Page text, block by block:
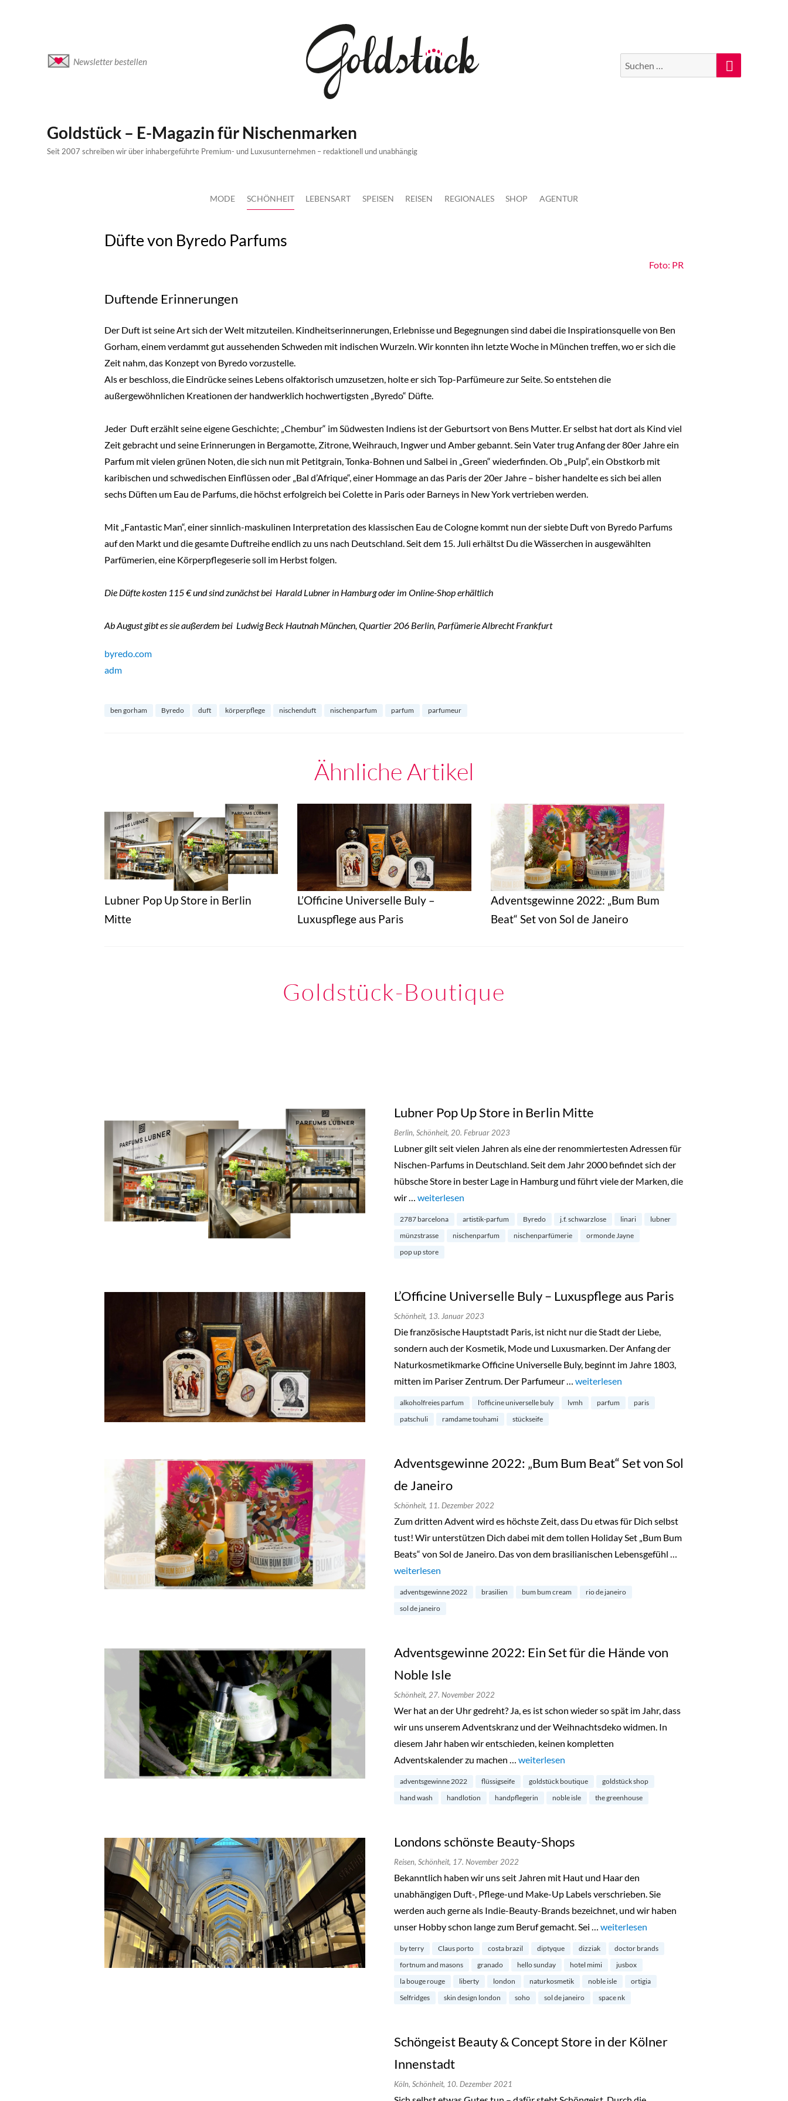
Newsletter bestellen
Suche
nach:
Suchen
Goldstück – E-Magazin für Nischenmarken
Seit 2007 schreiben wir über inhabergeführte Premium- und Luxusunternehmen – redaktionell und unabhängig
MODE SCHÖNHEIT LEBENSART SPEISEN REISEN REGIONALES SHOP AGENTUR
Düfte von Byredo Parfums
Foto: PR
Duftende Erinnerungen
Der Duft ist seine Art sich der Welt mitzuteilen. Kindheitserinnerungen, Erlebnisse und Begegnungen sind dabei die Inspirationsquelle von Ben
Gorham, einem verdammt gut aussehenden Schweden mit indischen Wurzeln. Wir konnten ihn letzte Woche in München treffen, wo er sich die
Zeit nahm, das Konzept von Byredo vorzustelle.
Als er beschloss, die Eindrücke seines Lebens olfaktorisch umzusetzen, holte er sich Top-Parfümeure zur Seite. So entstehen die
außergewöhnlichen Kreationen der handwerklich hochwertigsten „Byredo“ Düfte.
Jeder Duft erzählt seine eigene Geschichte; „Chembur“ im Südwesten Indiens ist der Geburtsort von Bens Mutter. Er selbst hat dort als Kind viel
Zeit gebracht und seine Erinnerungen in Bergamotte, Zitrone, Weihrauch, Ingwer und Amber gebannt. Sein Vater trug Anfang der 80er Jahre ein
Parfum mit vielen grünen Noten, die sich nun mit Petitgrain, Tonka-Bohnen und Salbei in „Green“ wiederfinden. Ob „Pulp“, ein Obstkorb mit
karibischen und schwedischen Einflüssen oder „Bal d’Afrique“, einer Hommage an das Paris der 20er Jahre – bisher handelte es sich bei allen
sechs Düften um Eau de Parfums, die höchst erfolgreich bei Colette in Paris oder Barneys in New York vertrieben werden.
Mit „Fantastic Man“, einer sinnlich-maskulinen Interpretation des klassischen Eau de Cologne kommt nun der siebte Duft von Byredo Parfums
auf den Markt und die gesamte Duftreihe endlich zu uns nach Deutschland. Seit dem 15. Juli erhältst Du die Wässerchen in ausgewählten
Parfümerien, eine Körperpflegeserie soll im Herbst folgen.
Die Düfte kosten 115 € und sind zunächst bei Harald Lubner in Hamburg oder im Online-Shop erhältlich
Ab August gibt es sie außerdem bei Ludwig Beck Hautnah München, Quartier 206 Berlin, Parfümerie Albrecht Frankfurt
byredo.com
adm
ben gorham Byredo duft körperpflege nischenduft nischenparfum parfum parfumeur
Ähnliche Artikel
Lubner Pop Up Store in Berlin
Mitte
L’Officine Universelle Buly –
Luxuspflege aus Paris
Adventsgewinne 2022: „Bum Bum
Beat“ Set von Sol de Janeiro
Goldstück-Boutique
Lubner Pop Up Store in Berlin Mitte
Berlin, Schönheit, 20. Februar 2023
Lubner gilt seit vielen Jahren als eine der renommiertesten Adressen für
Nischen-Parfums in Deutschland. Seit dem Jahr 2000 befindet sich der
hübsche Store in bester Lage in Hamburg und führt viele der Marken, die
wir … „Lubner Pop Up Store in Berlin Mitte“
weiterlesen
2787 barcelona artistik-parfum Byredo j.f. schwarzlose linari
lubner
münzstrasse
nischenparfum nischenparfümerie
ormonde Jayne
pop up store
L’Officine Universelle Buly – Luxuspflege aus Paris
Schönheit, 13. Januar 2023
Die französische Hauptstadt Paris, ist nicht nur die Stadt der Liebe,
sondern auch der Kosmetik, Mode und Luxusmarken. Der Anfang der
Naturkosmetikmarke Officine Universelle Buly, beginnt im Jahre 1803,
mitten im Pariser Zentrum. Der Parfumeur … „L’Officine Universelle Buly – Luxuspflege aus Paris“
weiterlesen
alkoholfreies parfum l'officine universelle buly lvmh parfum
paris
patschuli
ramdame touhami stückseife
Adventsgewinne 2022: „Bum Bum Beat“ Set von Sol
de Janeiro
Schönheit, 11. Dezember 2022
Zum dritten Advent wird es höchste Zeit, dass Du etwas für Dich selbst
tust! Wir unterstützen Dich dabei mit dem tollen Holiday Set „Bum Bum
Beats“ von Sol de Janeiro. Das von dem brasilianischen Lebensgefühl …
„Adventsgewinne 2022: „Bum Bum Beat“ Set von Sol de Janeiro“
weiterlesen
adventsgewinne 2022 brasilien bum bum cream
rio de janeiro
sol de janeiro
Adventsgewinne 2022: Ein Set für die Hände von
Noble Isle
Schönheit, 27. November 2022
Wer hat an der Uhr gedreht? Ja, es ist schon wieder so spät im Jahr, dass
wir uns unserem Adventskranz und der Weihnachtsdeko widmen. In
diesem Jahr haben wir entschieden, keinen kompletten
Adventskalender zu machen … „Adventsgewinne 2022: Ein Set für die Hände von Noble Isle“
weiterlesen
adventsgewinne 2022 flüssigseife goldstück boutique
goldstück shop
hand wash
handlotion handpflegerin noble isle the greenhouse
Londons schönste Beauty-Shops
Reisen, Schönheit, 17. November 2022
Bekanntlich haben wir uns seit Jahren mit Haut und Haar den
unabhängigen Duft-, Pflege-und Make-Up Labels verschrieben. Sie
werden auch gerne als Indie-Beauty-Brands bezeichnet, und wir haben
unser Hobby schon lange zum Beruf gemacht. Sei … „Londons schönste Beauty-Shops“
weiterlesen
by terry Claus porto costa brazil diptyque dizziak
doctor brands
fortnum and masons
granado hello sunday hotel mimi
jusbox
la bouge rouge
liberty london naturkosmetik noble isle
ortigia
Selfridges
skin design london soho sol de janeiro space nk
Schöngeist Beauty & Concept Store in der Kölner
Innenstadt
Köln, Schönheit, 10. Dezember 2021